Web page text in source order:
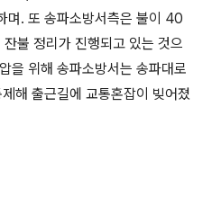
며. 또 송파소방서측은 불이 40
불 정리가 진행되고 있는 것으
을 위해 송파소방서는 송파대로
해 출근길에 교통혼잡이 빚어졌